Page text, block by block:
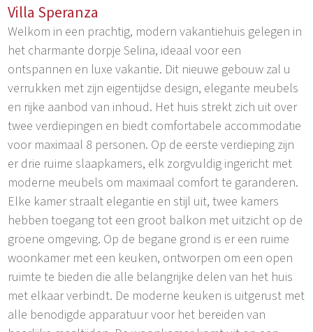
Villa Speranza
Welkom in een prachtig, modern vakantiehuis gelegen in
het charmante dorpje Selina, ideaal voor een
ontspannen en luxe vakantie. Dit nieuwe gebouw zal u
verrukken met zijn eigentijdse design, elegante meubels
en rijke aanbod van inhoud. Het huis strekt zich uit over
twee verdiepingen en biedt comfortabele accommodatie
voor maximaal 8 personen. Op de eerste verdieping zijn
er drie ruime slaapkamers, elk zorgvuldig ingericht met
moderne meubels om maximaal comfort te garanderen.
Elke kamer straalt elegantie en stijl uit, twee kamers
hebben toegang tot een groot balkon met uitzicht op de
groene omgeving. Op de begane grond is er een ruime
woonkamer met een keuken, ontworpen om een open
ruimte te bieden die alle belangrijke delen van het huis
met elkaar verbindt. De moderne keuken is uitgerust met
alle benodigde apparatuur voor het bereiden van